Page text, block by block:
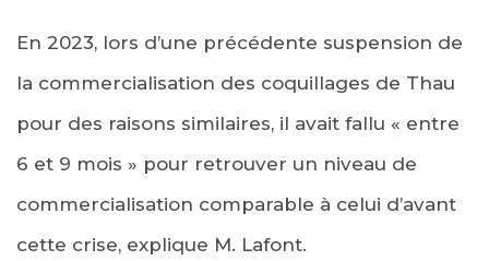
En 2023, lors d’une précédente suspension de
la commercialisation des coquillages de Thau
pour des raisons similaires, il avait fallu « entre
6 et 9 mois » pour retrouver un niveau de
commercialisation comparable à celui d’avant
cette crise, explique M. Lafont.